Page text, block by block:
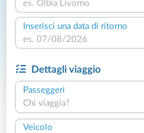
Inserisci una data di ritorno
Dettagli viaggio
Passeggeri
Chi viaggia?
Veicolo